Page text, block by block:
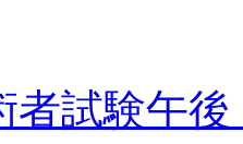
者試験午